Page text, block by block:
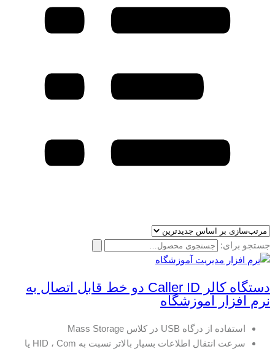
جستجو برای:
دستگاه کالر Caller ID دو خط قابل اتصال به
نرم افزار آموزشگاه
استفاده از درگاه USB در کلاس Mass Storage
سرعت انتقال اطلاعات بسیار بالاتر نسبت به HID ، Com یا